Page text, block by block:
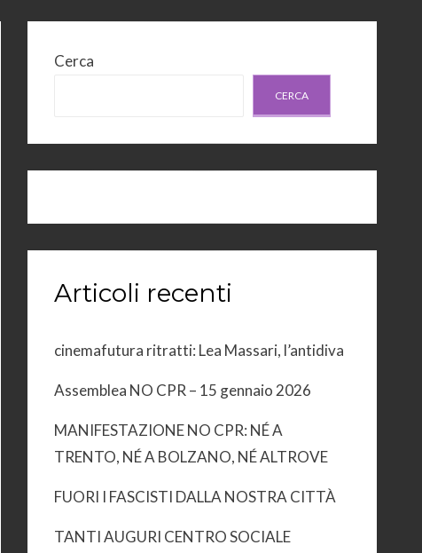
Cerca
CERCA
Articoli recenti
cinemafutura ritratti: Lea Massari, l’antidiva
Assemblea NO CPR – 15 gennaio 2026
MANIFESTAZIONE NO CPR: NÉ A
TRENTO, NÉ A BOLZANO, NÉ ALTROVE
FUORI I FASCISTI DALLA NOSTRA CITTÀ
TANTI AUGURI CENTRO SOCIALE